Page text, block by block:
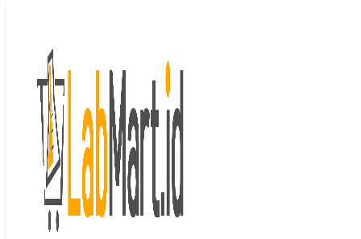
Beranda /Mixing and
Homogenizing
Microplate
Shaker
/ MPS-1 High Speed Shaker
Vortex Mixer Grant Instrument
Last price updated on April 7, 2026